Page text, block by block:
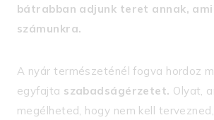
bátrabban adjunk teret annak,
számunkra.
A nyár természeténél fogva hordoz
egyfajta szabadságérzetet. Olyat,
megélheted, hogy nem kell